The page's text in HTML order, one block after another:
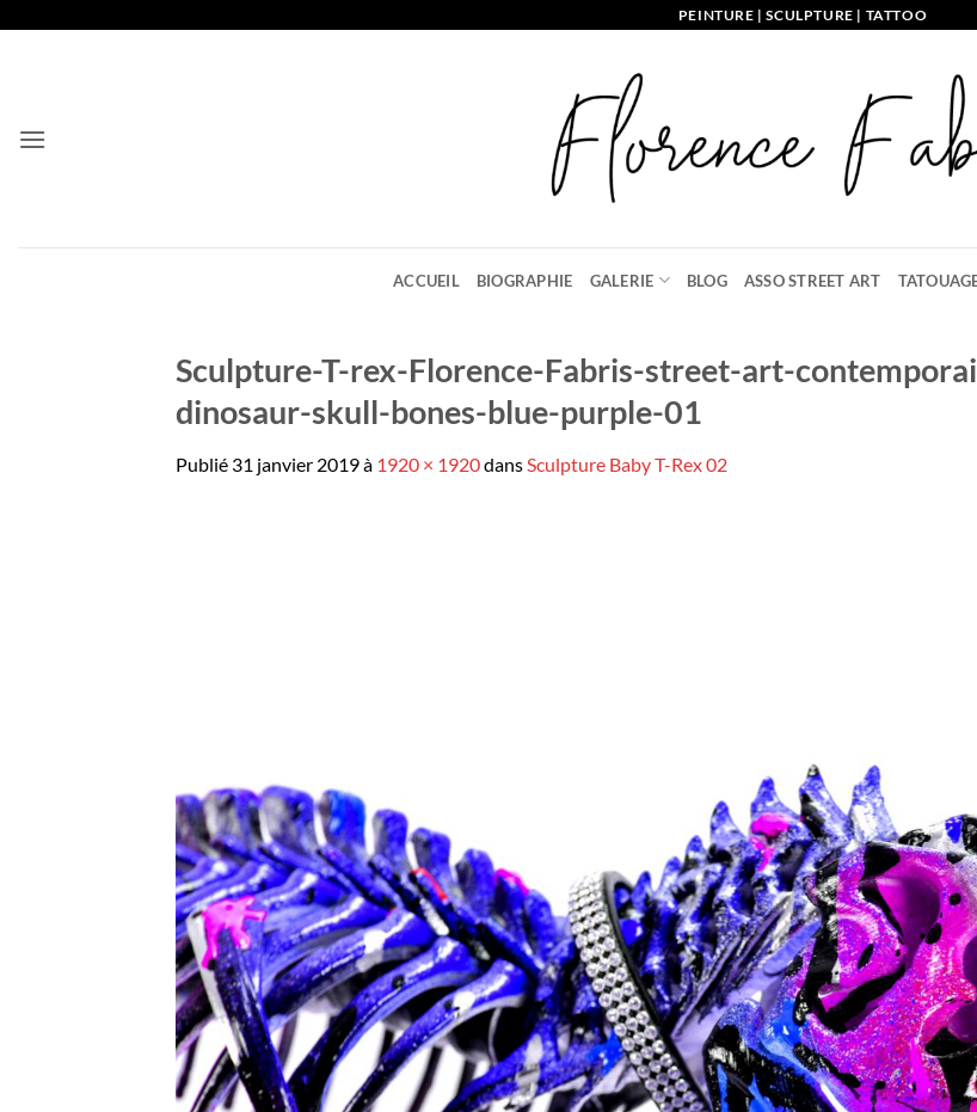
PEINTURE | SCULPTURE | TATTOO
ACCUEIL BIOGRAPHIE GALERIE BLOG ASSO STREET ART
Sculpture-T-rex-Florence-Fabris-street-art-
dinosaur-skull-bones-blue-purple-01
Publié 31 janvier 2019à 1920 × 1920dans Sculpture Baby T-Rex 02